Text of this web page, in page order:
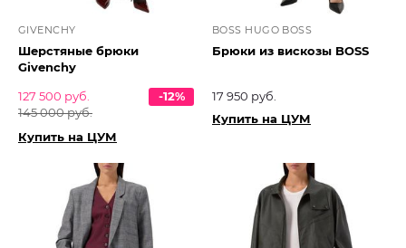
GIVENCHY
Шерстяные брюки
Givenchy
127 500 руб.
145 000 руб.
-12%
Купить на ЦУМ
BOSS HUGO BOSS
Брюки из вискозы BOSS
17 950 руб.
Купить на ЦУМ